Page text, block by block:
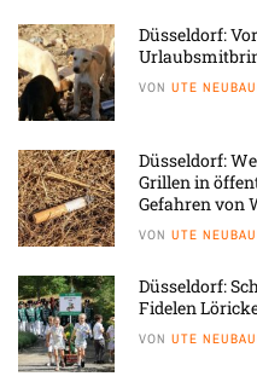
Düsseldorf:
VON UTE
Düsseldorf:
Grillen in
Gefahren von
VON UTE
Düsseldorf:
Fidelen
VON UTE